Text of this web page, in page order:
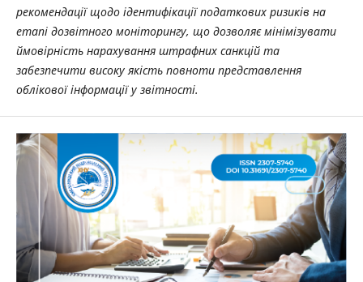
рекомендації щодо ідентифікації податкових ризиків на
етапі дозвітного моніторингу, що дозволяє мінімізувати
ймовірність нарахування штрафних санкцій та
забезпечити високу якість повноти представлення
облікової інформації у звітності.